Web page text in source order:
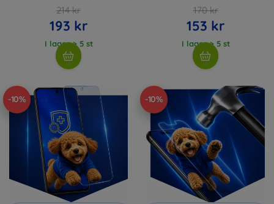
214 kr
193 kr
I lager > 5 st
170 kr
153 kr
I lager > 5 st
-10% -10%